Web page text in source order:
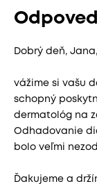
Dobrý deň, Jana,
vážime si vašu
schopný
dermatológ na
Odhadovanie
bolo veľmi
Ďakujeme a